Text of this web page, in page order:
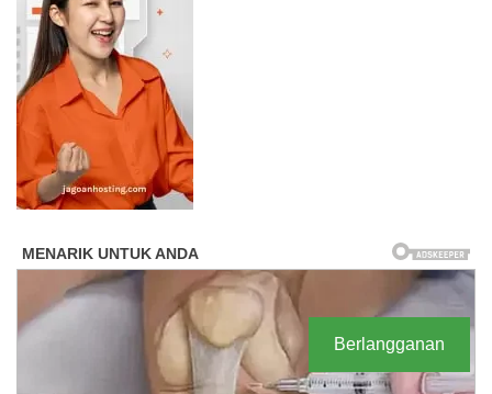
Berlangganan